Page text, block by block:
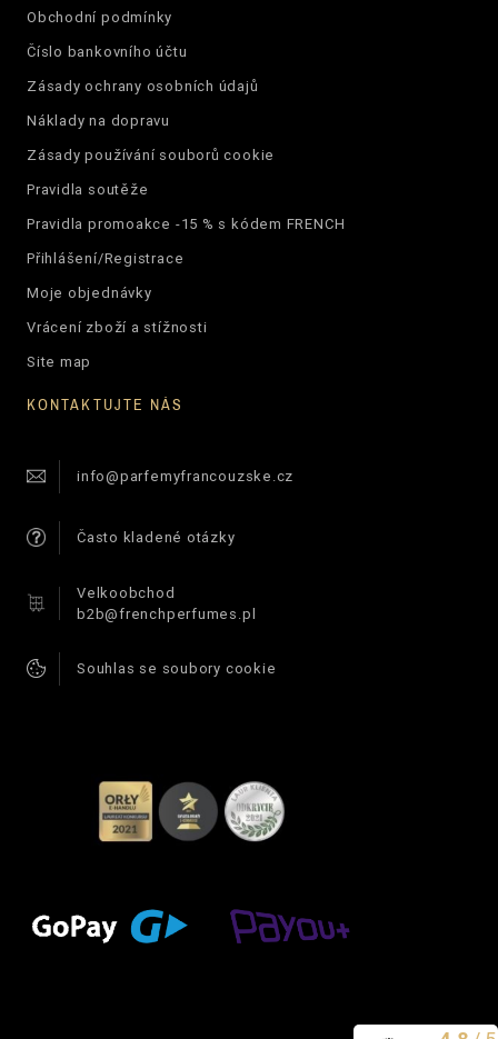
Obchodní podmínky
Číslo bankovního účtu
Zásady ochrany osobních údajů
Náklady na dopravu
Zásady používání souborů cookie
Pravidla soutěže
Pravidla promoakce -15 % s kódem FRENCH
Přihlášení/Registrace
Moje objednávky
Vrácení zboží a stížnosti
Site map
KONTAKTUJTE NÁS
info@parfemyfrancouzske.cz
Často kladené otázky
Velkoobchod
b2b@frenchperfumes.pl
Souhlas se soubory cookie